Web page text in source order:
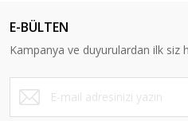
E-BÜLTEN
Kampanya ve duyurulardan ilk siz